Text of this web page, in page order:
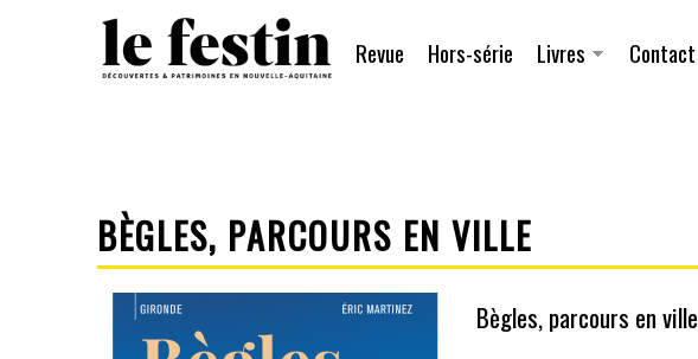
Revue Hors-série Livres Contact
BÈGLES, PARCOURS EN VILLE
Bègles, parcours en ville